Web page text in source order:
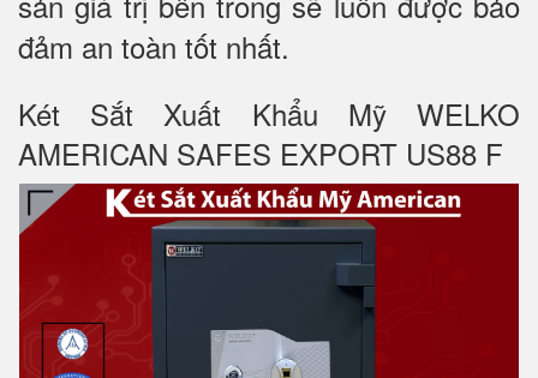
đảm an toàn tốt nhất.
Két Sắt Xuất Khẩu Mỹ WELKO
AMERICAN SAFES EXPORT US88 F